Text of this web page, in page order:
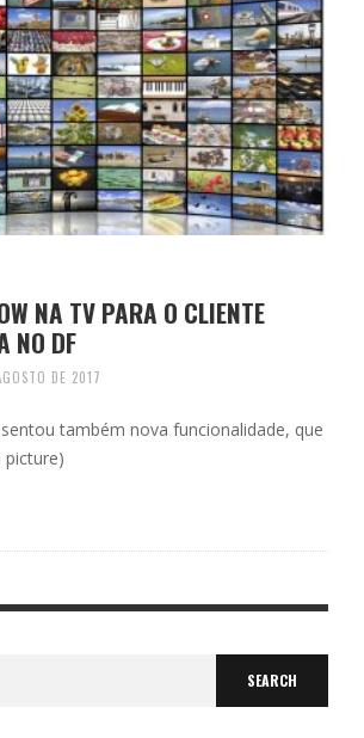
NA TV PARA O CLIENTE
NO DF
DE 2017
também nova funcionalidade, que
picture)